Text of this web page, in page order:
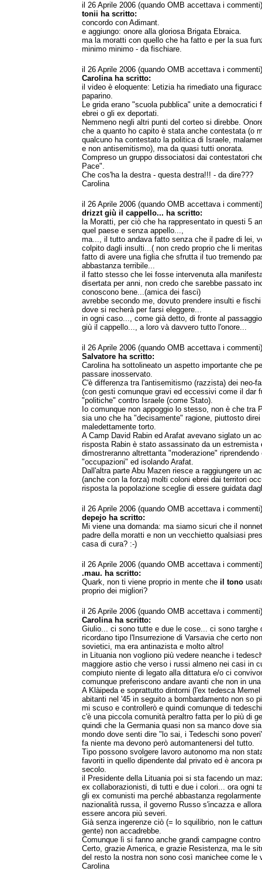
il 26 Aprile 2006 (quando OMB accettava i commenti)
tonii ha scritto:
concordo con Adimant.
e aggiungo: onore alla gloriosa Brigata Ebraica.
ma la moratti con quello che ha fatto e per la sua
minimo minimo - da fischiare.
il 26 Aprile 2006 (quando OMB accettava i commenti)
Carolina ha scritto:
il video è eloquente: Letizia ha rimediato una
paparino.
Le grida erano "scuola pubblica" unite a democratici
ebrei o gli ex deportati.
Nemmeno negli altri punti del corteo si direbbe.
che a quanto ho capito è stata anche contestata (o
qualcuno ha contestato la politica di Israele,
e non antisemitismo), ma da quasi tutti onorata.
Compreso un gruppo dissociatosi dai contestatori
Pace".
Che cos'ha la destra - questa destra!!! - da dire???
Carolina
il 26 Aprile 2006 (quando OMB accettava i commenti)
drizzt giù il cappello... ha scritto:
la Moratti, per ciò che ha rappresentato in questi 5
quel paese e senza appello...,
ma..., il tutto andava fatto senza che il padre di lei,
colpito dagli insulti...( non credo proprio che li
fatto di avere una figlia che sfrutta il tuo tremendo
abbastanza terribile...
il fatto stesso che lei fosse intervenuta alla
disertata per anni, non credo che sarebbe passato
conoscono bene...(amica dei fasci)
avrebbe secondo me, dovuto prendere insulti e
dove si recherà per farsi eleggere...
in ogni caso..., come già detto, di fronte al
giù il cappello..., a loro và davvero tutto l'onore...
il 26 Aprile 2006 (quando OMB accettava i commenti)
Salvatore ha scritto:
Carolina ha sottolineato un aspetto importante che
passare inosservato.
C'è differenza tra l'antisemitismo (razzista) dei neo-
(con gesti comunque gravi ed eccessivi come il dar
"politiche" contro Israele (come Stato).
Io comunque non appoggio lo stesso, non è che tra
sia uno che ha "decisamente" ragione, piuttosto
maledettamente torto.
A Camp David Rabin ed Arafat avevano siglato un
risposta Rabin è stato assassinato da un
dimostreranno altrettanta "moderazione"
"occupazioni" ed isolando Arafat.
Dall'altra parte Abu Mazen riesce a raggiungere un
(anche con la forza) molti coloni ebrei dai territori
risposta la popolazione sceglie di essere guidata
il 26 Aprile 2006 (quando OMB accettava i commenti)
depejo ha scritto:
Mi viene una domanda: ma siamo sicuri che il
padre della moratti e non un vecchietto qualsiasi
casa di cura? :-)
il 26 Aprile 2006 (quando OMB accettava i commenti)
.mau. ha scritto:
Quark, non ti viene proprio in mente che il tono
proprio dei migliori?
il 26 Aprile 2006 (quando OMB accettava i commenti)
Carolina ha scritto:
Giulio... ci sono tutte e due le cose... ci sono targhe
ricordano tipo l'Insurrezione di Varsavia che certo
sovietici, ma era antinazista e molto altro!
in Lituania non vogliono più vedere neanche i
maggiore astio che verso i russi almeno nei casi in
compiuto niente di legato alla dittatura e/o ci
comunque preferiscono andare avanti che non in
A Klàipeda e soprattutto dintorni (l'ex tedesca
abitanti nel '45 in seguito a bombardamento non so
mi scuso e controllerò e quindi comunque di
c'è una piccola comunità peraltro fatta per lo più di
quindi che la Germania quasi non sa manco dove
mondo dove senti dire "lo sai, i Tedeschi sono
fa niente ma devono però automantenersi del tutto.
Tipo possono svolgere lavoro autonomo ma non
favoriti in quello dipendente dal privato ed è ancora
secolo.
il Presidente della Lituania poi si sta facendo un
ex collaborazionisti, di tutti e due i colori... ora ogni
gli ex comunisti ma perché abbastanza
nazionalità russa, il governo Russo s'incazza e
essere ancora più severi.
Già senza ingerenze ciò (= lo squilibrio, non le
gente) non accadrebbe.
Comunque lì si fanno anche grandi campagne
Certo, grazie America, e grazie Resistenza, ma le
del resto la nostra non sono così manichee come le
Carolina